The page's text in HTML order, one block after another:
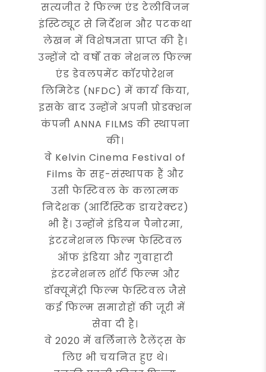
सत्यजीत रे फिल्म एंड टेलीविजन
इंस्टिट्यूट से निर्देशन और पटकथा
लेखन में विशेषज्ञता प्राप्त की है।
उन्होंने दो वर्षों तक नेशनल फिल्म
एंड डेवलपमेंट कॉरपोरेशन
लिमिटेड (NFDC) में कार्य किया,
इसके बाद उन्होंने अपनी प्रोडक्शन
कंपनी ANNA FILMS की स्थापना
की।
वे Kelvin Cinema Festival of
Films के सह-संस्थापक हैं और
उसी फेस्टिवल के कलात्मक
निदेशक (आर्टिस्टिक डायरेक्टर)
भी हैं। उन्होंने इंडियन पैनोरमा,
इंटरनेशनल फिल्म फेस्टिवल
ऑफ इंडिया और गुवाहाटी
इंटरनेशनल शॉर्ट फिल्म और
डॉक्यूमेंट्री फिल्म फेस्टिवल जैसे
कई फिल्म समारोहों की जूरी में
सेवा दी है।
वे 2020 में बर्लिनाले टैलेंट्स के
लिए भी चयनित हुए थे।